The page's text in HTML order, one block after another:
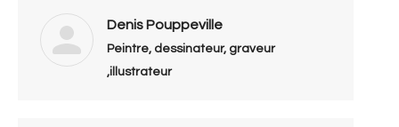
Denis Pouppeville
Peintre, dessinateur, graveur
,illustrateur